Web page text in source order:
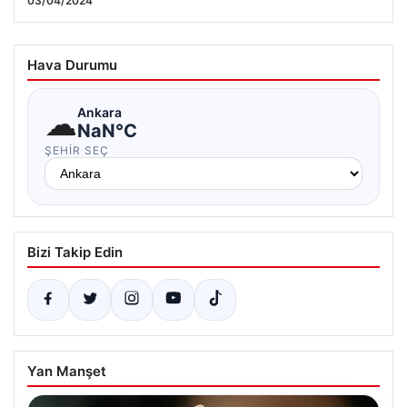
Hava Durumu
☁Ankara
NaN°C
ŞEHIR SEÇ
Bizi Takip Edin
Yan Manşet